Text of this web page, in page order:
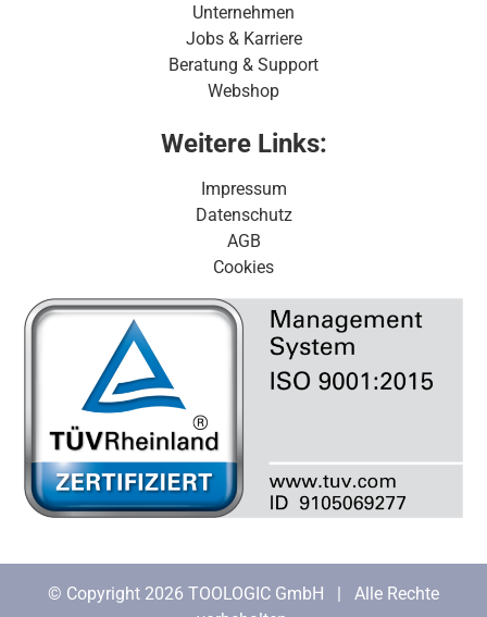
Unternehmen
Jobs & Karriere
Beratung & Support
Webshop
Weitere Links:
Impressum
Datenschutz
AGB
Cookies
© Copyright 2026 TOOLOGIC GmbH | Alle Rechte